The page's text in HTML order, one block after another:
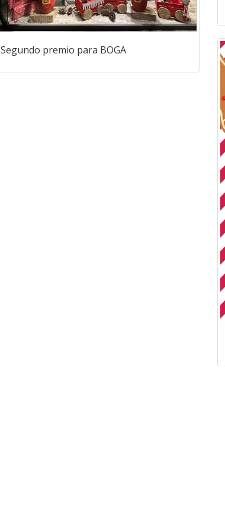
Segundo premio para BOGA